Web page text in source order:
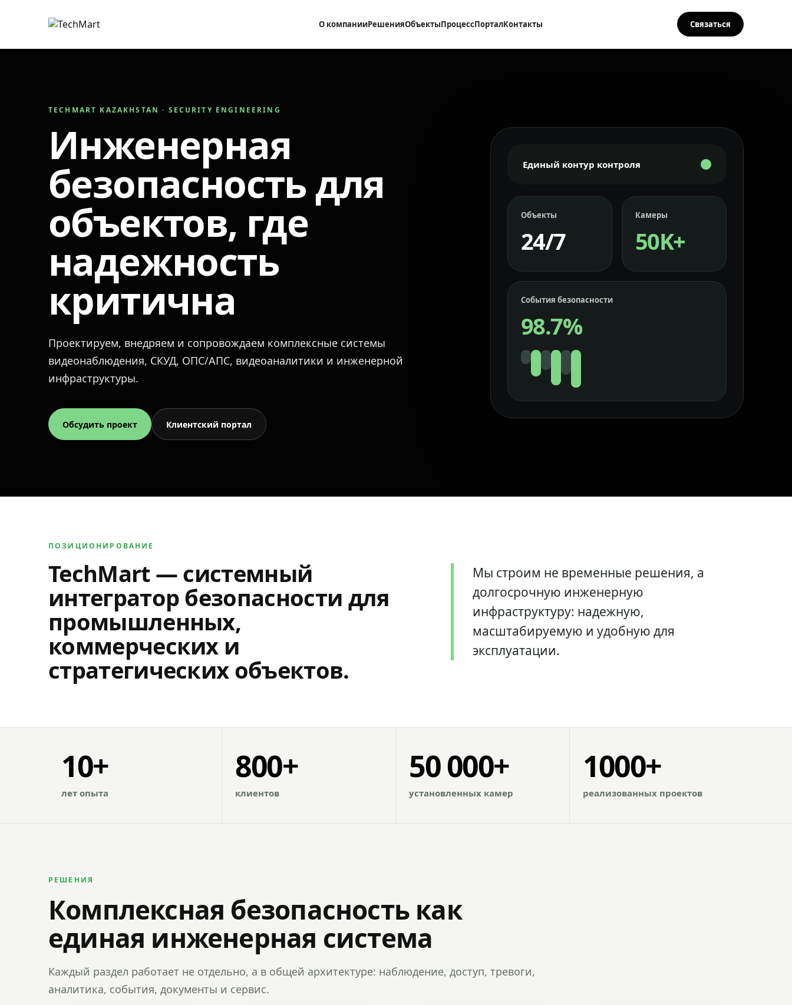
О компанииРешенияОбъектыПроцессПорталКонтакты Связаться
TECHMART KAZAKHSTAN · SECURITY ENGINEERING
Инженерная
безопасность для
объектов, где
надежность
критична
Проектируем, внедряем и сопровождаем комплексные системы
видеонаблюдения, СКУД, ОПС/АПС, видеоаналитики и инженерной
инфраструктуры.
Обсудить проект Клиентский портал
Единый контур контроля
Объекты
24/7
Камеры
50K+
События безопасности
98.7%
ПОЗИЦИОНИРОВАНИЕ
TechMart — системный
интегратор безопасности для
промышленных,
коммерческих и
стратегических объектов.
Мы строим не временные решения, а
долгосрочную инженерную
инфраструктуру: надежную,
масштабируемую и удобную для
эксплуатации.
10+
лет опыта
800+
клиентов
50 000+
установленных камер
1000+
реализованных проектов
РЕШЕНИЯ
Комплексная безопасность как
единая инженерная система
Каждый раздел работает не отдельно, а в общей архитектуре: наблюдение, доступ, тревоги,
аналитика, события, документы и сервис.